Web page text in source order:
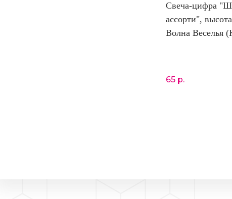
Свеча-цифра
ассорти",
Волна Веселья
65 р.